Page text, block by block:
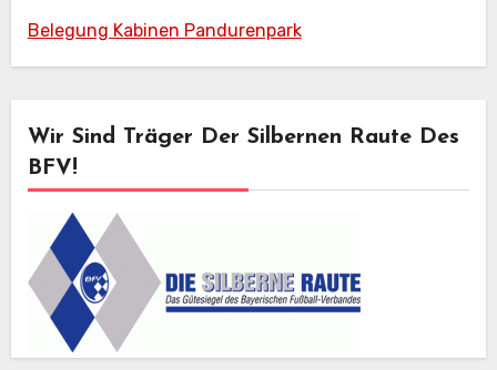
Belegung Kabinen Pandurenpark
Wir Sind Träger Der Silbernen Raute Des
BFV!